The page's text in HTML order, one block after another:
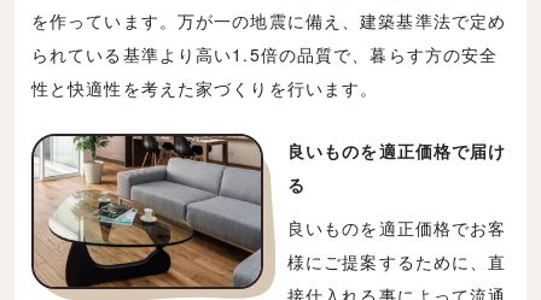
を作っています。万が一の地震に備え、建築基準法で定め
られている基準より高い1.5倍の品質で、暮らす方の安全
性と快適性を考えた家づくりを行います。
良いものを適正価格で届け
る
良いものを適正価格でお客
様にご提案するために、直
接仕入れる事によって流通